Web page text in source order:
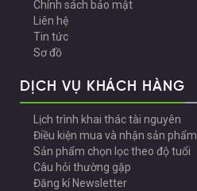
Chính sách bảo mật
Liên hệ
Tin tức
Sơ đồ
DỊCH VỤ KHÁCH HÀNG
Lịch trình khai thác tài nguyên
Điều kiện mua và nhận sản phẩm
Sản phẩm chọn lọc theo độ tuổi
Câu hỏi thường gặp
Đăng kí Newsletter